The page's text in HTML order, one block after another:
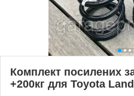
Комплект посилених
+200кг для Toyota